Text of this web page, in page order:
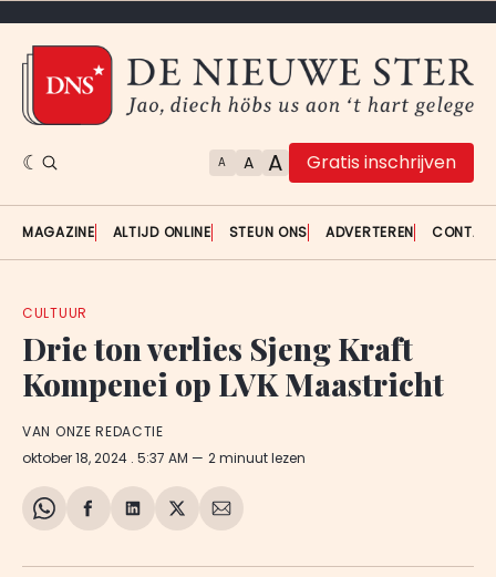
A A A Gratis inschrijven
MAGAZINE ALTIJD ONLINE STEUN ONS ADVERTEREN
CULTUUR
Drie ton verlies Sjeng Kraft
Kompenei op LVK Maastricht
VAN ONZE REDACTIE
oktober 18, 2024 . 5:37 AM 2 minuut lezen
Share
WhatsApp
Delen
Facebook
Delen
LinkedIn
Share
X
Deel
E-